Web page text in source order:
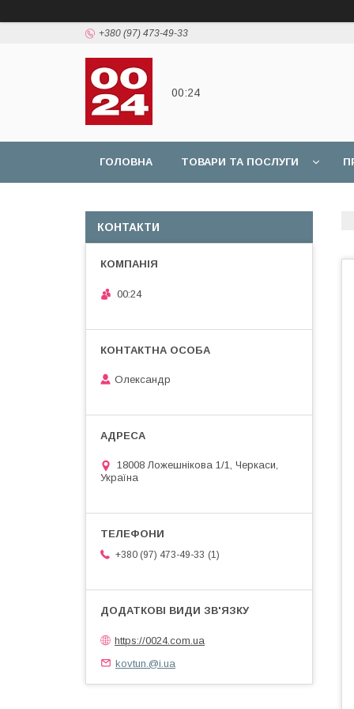
+380 (97) 473-49-33
00:24
ГОЛОВНА ТОВАРИ ТА ПОСЛУГИ
КОНТАКТИ
00:24
Олександр
18008 Ложешнікова 1/1, Черкаси,
Україна
+380 (97) 473-49-33 1
https://0024.com.ua
kovtun.@i.ua